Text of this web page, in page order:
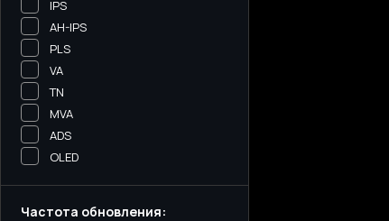
IPS
AH-IPS
PLS
VA
TN
MVA
ADS
OLED
Частота обновления: